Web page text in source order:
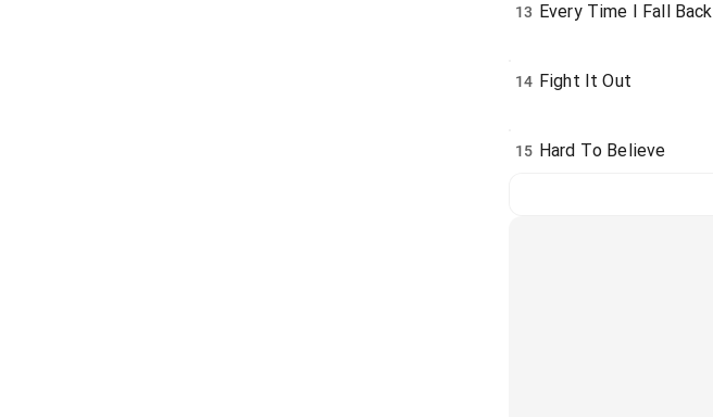
13 Every Time I Fall Back
14 Fight It Out
15 Hard To Believe